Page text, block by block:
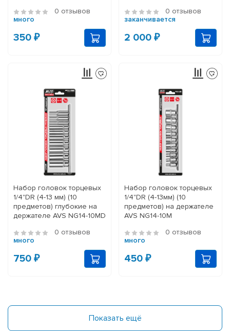
0 отзывов
много
350 ₽
0 отзывов
заканчивается
2 000 ₽
Набор головок торцевых
1/4"DR (4-13 мм) (10
предметов) глубокие на
держателе AVS NG14-10MD
0 отзывов
много
750 ₽
Набор головок торцевых
1/4"DR (4-13мм) (10
предметов) на держателе
AVS NG14-10M
0 отзывов
много
450 ₽
Показать ещё